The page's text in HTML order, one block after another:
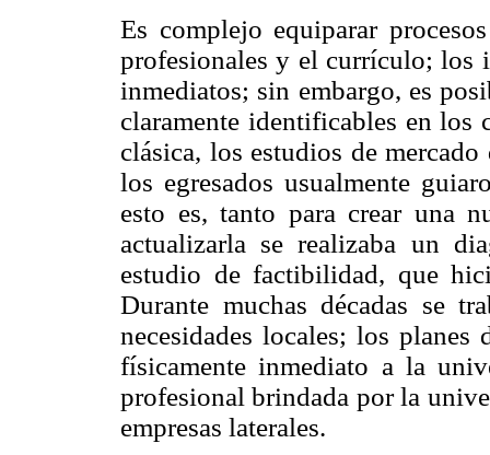
Es complejo equiparar
profesionales y el currículo; los
inmediatos; sin embargo, es
claramente identificables en los
clásica, los estudios de
los egresados usualmente
esto es, tanto para crear una
actualizarla se realizaba un
estudio de factibilidad, que
Durante muchas décadas se
necesidades locales; los
físicamente inmediato a la
profesional brindada por la
empresas laterales.